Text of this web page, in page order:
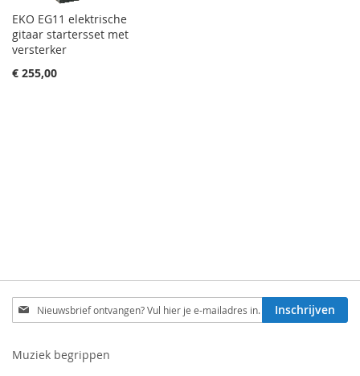
EKO EG11 elektrische
gitaar startersset met
versterker
€ 255,00
Schrijf
je
voor
Inschrijven
Muziek begrippen